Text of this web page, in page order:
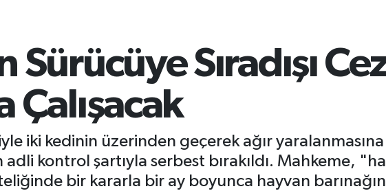
Sürücüye Sıradışı
Çalışacak
iki kedinin üzerinden geçerek ağır
kontrol şartıyla serbest bırakıldı. Mahkeme,
bir kararla bir ay boyunca hayvan